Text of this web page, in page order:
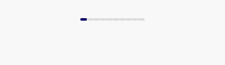
始除く)